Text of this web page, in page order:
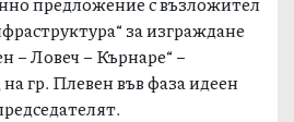
за изграждане
– Ловеч – Кърнаре“ –
гр. Плевен във фаза идеен